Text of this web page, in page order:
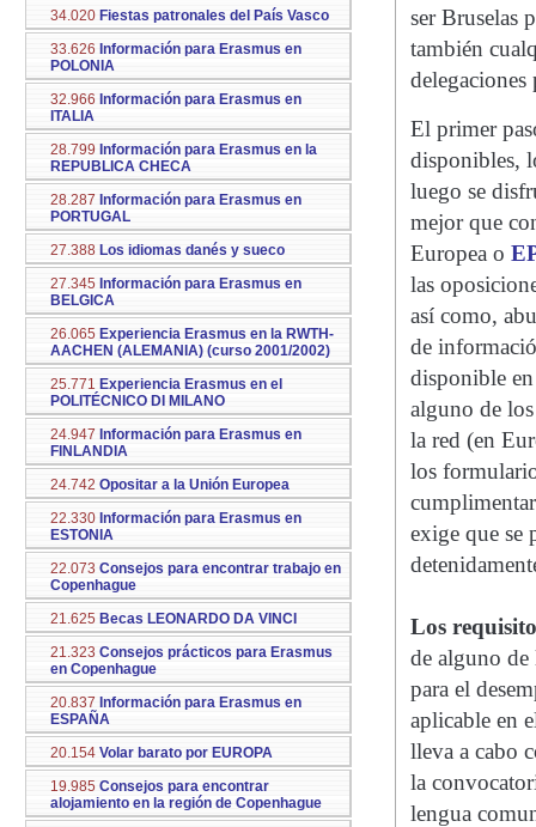
34.020 Fiestas patronales del País Vasco
33.626 Información para Erasmus en
POLONIA
32.966 Información para Erasmus en
ITALIA
28.799 Información para Erasmus en la
REPUBLICA CHECA
28.287 Información para Erasmus en
PORTUGAL
27.388 Los idiomas danés y sueco
27.345 Información para Erasmus en
BELGICA
26.065 Experiencia Erasmus en la RWTH-
AACHEN (ALEMANIA) (curso 2001/2002)
25.771 Experiencia Erasmus en el
POLITÉCNICO DI MILANO
24.947 Información para Erasmus en
FINLANDIA
24.742 Opositar a la Unión Europea
22.330 Información para Erasmus en
ESTONIA
22.073 Consejos para encontrar trabajo en
Copenhague
21.625 Becas LEONARDO DA VINCI
21.323 Consejos prácticos para Erasmus
en Copenhague
20.837 Información para Erasmus en
ESPAÑA
20.154 Volar barato por EUROPA
19.985 Consejos para encontrar
alojamiento en la región de Copenhague
ser Bruselas
también
delegaciones
El primer
disponibles,
luego se
mejor que
Europea o
las
así como,
de
disponible
alguno de
la red (en
los
exige que se
Los
de alguno
para el
aplicable en
lleva a cabo
la
lengua